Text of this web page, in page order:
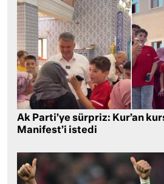
Ak Parti’ye sürpriz: Kur’an
Manifest’i istedi